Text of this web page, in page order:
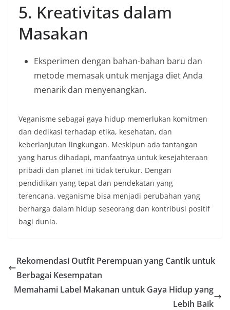
5. Kreativitas dalam
Masakan
Eksperimen dengan bahan-bahan baru dan
metode memasak untuk menjaga diet Anda
menarik dan menyenangkan.
Veganisme sebagai gaya hidup memerlukan komitmen
dan dedikasi terhadap etika, kesehatan, dan
keberlanjutan lingkungan. Meskipun ada tantangan
yang harus dihadapi, manfaatnya untuk kesejahteraan
pribadi dan planet ini tidak terukur. Dengan
pendidikan yang tepat dan pendekatan yang
terencana, veganisme bisa menjadi perubahan yang
berharga dalam hidup seseorang dan kontribusi positif
bagi dunia.
Rekomendasi Outfit Perempuan yang Cantik untuk
Berbagai Kesempatan
Memahami Label Makanan untuk Gaya Hidup yang
Lebih Baik